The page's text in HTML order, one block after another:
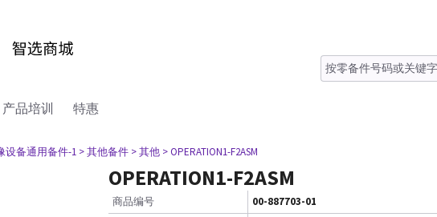
产品培训 特惠
设备通用备件-1 > 其他备件 > 其他 > OPERATION1-F2ASM
OPERATION1-F2ASM
商品编号
00-887703-01